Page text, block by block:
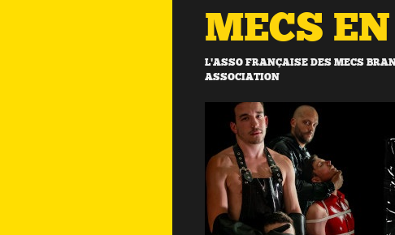
MECS
L'ASSO FRANÇAISE DES MECS
ASSOCIATION